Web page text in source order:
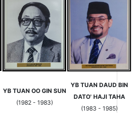
YB TUAN OO GIN SUN
(1982 - 1983)
YB TUAN DAUD BIN
DATO' HAJI TAHA
(1983 - 1985)